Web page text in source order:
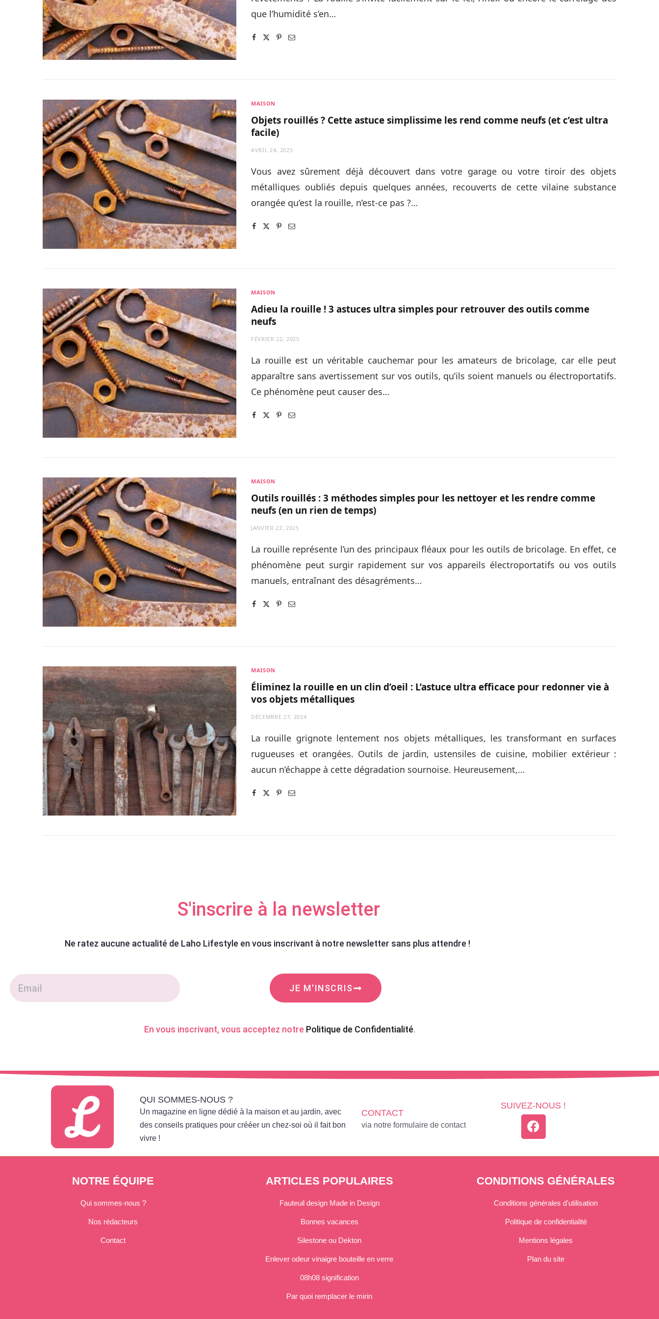
que l’humidité s’en…
MAISON
Objets rouillés ? Cette astuce simplissime les rend comme neufs (et c’est ultra
facile)
AVRIL 24, 2025
Vous avez sûrement déjà découvert dans votre garage ou votre tiroir des objets
métalliques oubliés depuis quelques années, recouverts de cette vilaine substance
orangée qu’est la rouille, n’est-ce pas ?…
MAISON
Adieu la rouille ! 3 astuces ultra simples pour retrouver des outils comme
neufs
FÉVRIER 22, 2025
La rouille est un véritable cauchemar pour les amateurs de bricolage, car elle peut
apparaître sans avertissement sur vos outils, qu’ils soient manuels ou électroportatifs.
Ce phénomène peut causer des…
MAISON
Outils rouillés : 3 méthodes simples pour les nettoyer et les rendre comme
neufs (en un rien de temps)
JANVIER 22, 2025
La rouille représente l’un des principaux fléaux pour les outils de bricolage. En effet, ce
phénomène peut surgir rapidement sur vos appareils électroportatifs ou vos outils
manuels, entraînant des désagréments…
MAISON
Éliminez la rouille en un clin d’oeil : L’astuce ultra efficace pour redonner vie à
vos objets métalliques
DÉCEMBRE 27, 2024
La rouille grignote lentement nos objets métalliques, les transformant en surfaces
rugueuses et orangées. Outils de jardin, ustensiles de cuisine, mobilier extérieur :
aucun n’échappe à cette dégradation sournoise. Heureusement,…
S'inscrire à la newsletter
Ne ratez aucune actualité de Laho Lifestyle en vous inscrivant à notre newsletter sans plus attendre !
JE M'INSCRIS
En vous inscrivant, vous acceptez notre Politique de Confidentialité.
QUI SOMMES-NOUS ?
Un magazine en ligne dédié à la maison et au jardin, avec
des conseils pratiques pour crééer un chez-soi où il fait bon
vivre !
CONTACT
via notre formulaire de contact
SUIVEZ-NOUS !
NOTRE ÉQUIPE
Qui sommes-nous ?
Nos rédacteurs
Contact
ARTICLES POPULAIRES
Fauteuil design Made in Design
Bonnes vacances
Silestone ou Dekton
Enlever odeur vinaigre bouteille en verre
08h08 signification
Par quoi remplacer le mirin
CONDITIONS GÉNÉRALES
Conditions générales d'utilisation
Politique de confidentialité
Mentions légales
Plan du site